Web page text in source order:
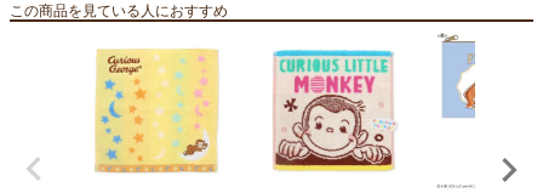
この商品を見ている人におすすめ